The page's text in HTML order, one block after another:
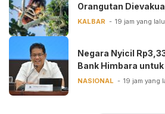
Orangutan
KALBAR 19 jam yang lalu
Negara Nyicil
Bank Himbara
NASIONAL 19 jam yang